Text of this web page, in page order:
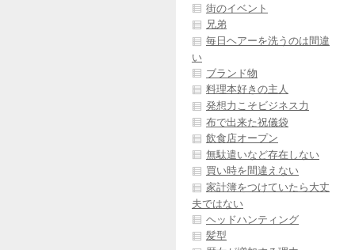
街のイベント
兄弟
毎日ヘアーを洗うのは間違
い
ブランド物
料理本好きの主人
発想力こそビジネス力
布で出来た祝儀袋
飲食店オープン
無駄遣いなど存在しない
買い時を間違えない
家計簿をつけていたら大丈
夫ではない
ヘッドハンティング
髪型